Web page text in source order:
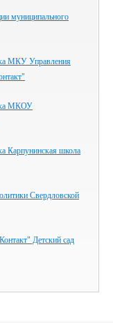
муниципального
МКУ Управления
МКОУ
Карпунинская школа
Свердловской
Детский сад